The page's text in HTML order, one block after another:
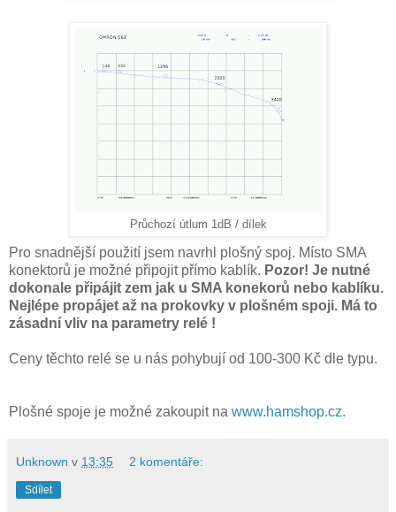
Průchozí útlum 1dB / dílek
Pro snadnější použití jsem navrhl plošný spoj. Místo SMA
konektorů je možné připojit přímo kablík. Pozor! Je nutné
dokonale připájit zem jak u SMA konekorů nebo kablíku.
Nejlépe propájet až na prokovky v plošném spoji. Má to
zásadní vliv na parametry relé !
Ceny těchto relé se u nás pohybují od 100-300 Kč dle typu.
Plošné spoje je možné zakoupit na www.hamshop.cz.
Unknown v 13:35 2 komentáře:
Sdílet